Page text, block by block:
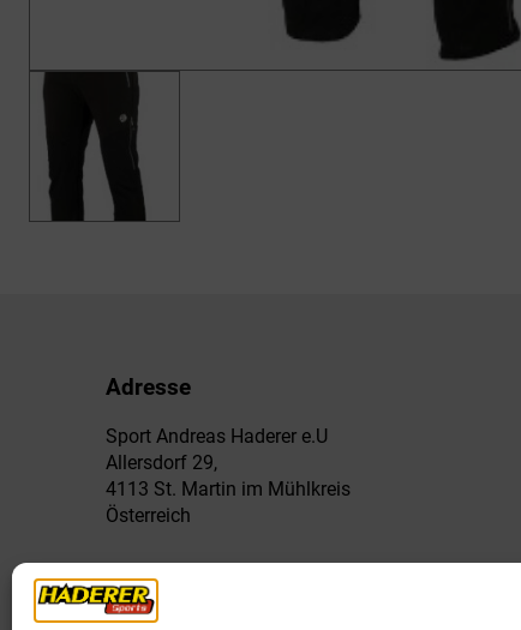
Adresse
Sport Andreas Haderer e.U
Allersdorf 29,
4113 St. Martin im Mühlkreis
Österreich